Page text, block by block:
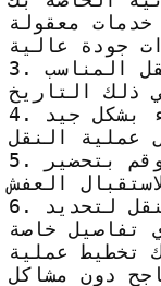
معقولة
3. قم بالتخطيط لتاريخ النقل المناسب
4. قم بتغليف العفش والأشياء بشكل جيد
5. حدد موقع جديد للعفش وقم بتحضير
6. قم بالتنسيق مع شركة النقل لتحديد
تخطيط عملية